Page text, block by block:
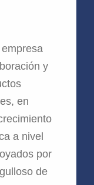
y
en
a nivel
por
de